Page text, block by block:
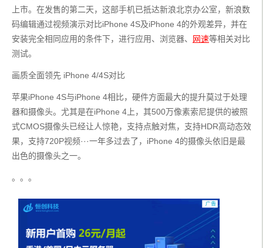
上市。在发售的第二天，这部手机已抵达新浪北京办公室，新浪数
码编辑通过视频演示对比iPhone 4S及iPhone 4的外观差异，并在
安装完全相同应用的条件下，进行应用、浏览器、
网速等相关对比
测试。
画质全面领先 iPhone 4/4S对比
苹果iPhone 4S与iPhone 4相比，硬件方面最大的提升莫过于处理
器和摄像头。尤其是在iPhone 4上，其500万像素索尼提供的被照
式CMOS摄像头已经让人惊艳，支持点触对焦，支持HDR高动态效
果，支持720P视频···一年多过去了，iPhone 4的摄像头依旧是最
出色的摄像头之一。
。。。